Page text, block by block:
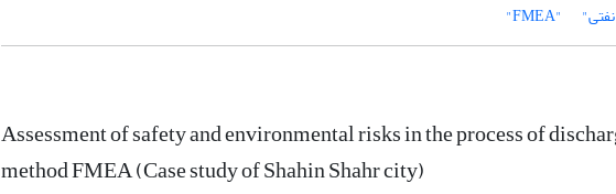
"FMEA"
Assessment of safety and environmental risks in the process of
method FMEA (Case study of Shahin Shahr city)